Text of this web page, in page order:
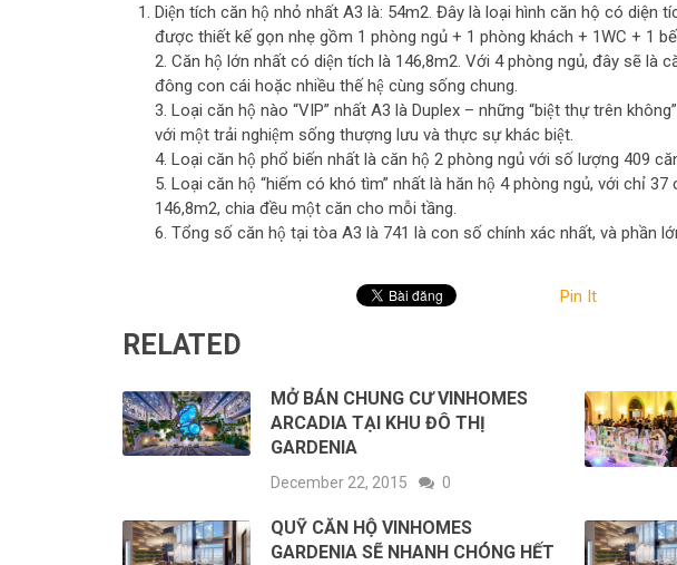
Diện tích căn hộ nhỏ nhất A3 là: 54m2. Đây là loại hình căn hộ có diện
được thiết kế gọn nhẹ gồm 1 phòng ngủ + 1 phòng khách + 1WC + 1
2. Căn hộ lớn nhất có diện tích là 146,8m2. Với 4 phòng ngủ, đây sẽ là
đông con cái hoặc nhiều thế hệ cùng sống chung.
3. Loại căn hộ nào “VIP” nhất A3 là Duplex – những “biệt thự trên
với một trải nghiệm sống thượng lưu và thực sự khác biệt.
4. Loại căn hộ phổ biến nhất là căn hộ 2 phòng ngủ với số lượng 409
5. Loại căn hộ “hiếm có khó tìm” nhất là hăn hộ 4 phòng ngủ, với chỉ
146,8m2, chia đều một căn cho mỗi tầng.
6. Tổng số căn hộ tại tòa A3 là 741 là con số chính xác nhất, và phần
Pin It
RELATED
MỞ BÁN CHUNG CƯ VINHOMES
ARCADIA TẠI KHU ĐÔ THỊ
GARDENIA
December 22, 2015 0
QUỸ CĂN HỘ VINHOMES
GARDENIA SẼ NHANH CHÓNG HẾT